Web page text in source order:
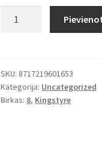
V-
3502
6PR
SKU: 8717219601653
Kategorija: Uncategorized
Birkas: 8, Kingstyre